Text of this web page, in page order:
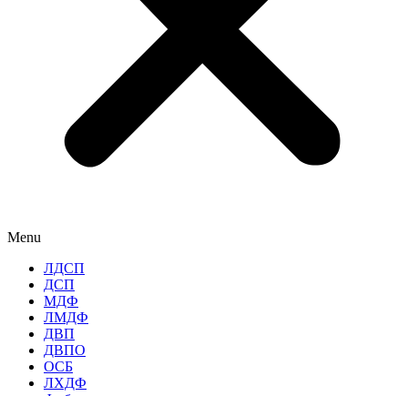
Menu
ЛДСП
ДСП
МДФ
ЛМДФ
ДВП
ДВПО
ОСБ
ЛХДФ